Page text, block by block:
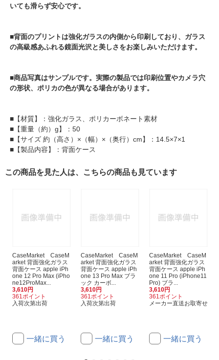
いても滑らず安心です。
■背面のプリントは強化ガラスの内側から印刷しており、ガラス
の高級感あふれる鏡面光沢と美しさをお楽しみいただけます。
■商品写真はサンプルです。実際の製品では印刷位置やカメラ穴
の形状、ポリカの色が異なる場合があります。
■【材質】：強化ガラス、ポリカーボネート素材
■【重量（約）g】：50
■【サイズ 約（高さ）×（幅）×（奥行）cm】：14.5×7×1
■【製品内容】：背面ケース
この商品を見た人は、こちらの商品も見ています
CaseMarket CaseM
arket 背面強化ガラス
背面ケース apple iPh
one 12 Pro Max (iPho
ne12ProMax...
3,610円
361ポイント
入荷次第出荷
一緒に買う
CaseMarket CaseM
arket 背面強化ガラス
背面ケース apple iPh
one 13 Pro Max ブラ
ック カーボ...
3,610円
361ポイント
入荷次第出荷
一緒に買う
CaseMarket CaseM
arket 背面強化ガラス
背面ケース apple iPh
one 11 Pro (iPhone11
Pro) ブラ...
3,610円
361ポイント
メーカー直送お取寄せ
一緒に買う